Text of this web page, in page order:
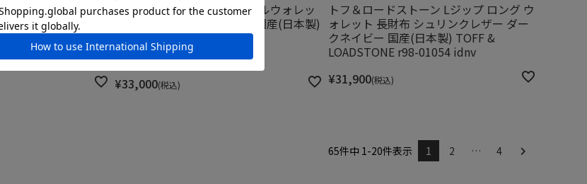
ァスナー長財布（1
国産(日本製)
レザック 財布 パイソン ミドルウォレッ
ト カモフラージュイエロー 国産(日本製)
LE'SAC 8199 camoye
取り寄せ商品
¥33,000 税込
トフ＆ロードストーン Lジップ ロング ウ
ォレット 長財布 シュリンクレザー ダー
クネイビー 国産(日本製) TOFF &
LOADSTONE r98-01054 idnv
¥31,900 税込
65件中 1 -20件表示 1 2 … 4